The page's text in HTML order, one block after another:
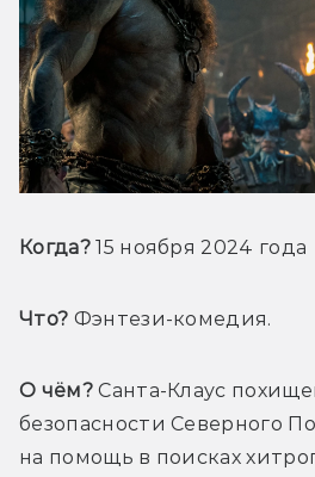
Когда? 15 ноября 2024 года
Что? Фэнтези-комедия.
О чём? Санта-Клаус
безопасности Северного
на помощь в поисках